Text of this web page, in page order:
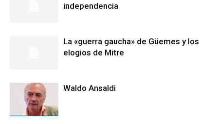
independencia
La «guerra gaucha» de Güemes y los
elogios de Mitre
Waldo Ansaldi